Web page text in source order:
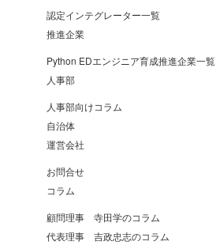
認定インテグレーター一覧
推進企業
Python EDエンジニア育成推進企業一覧
人事部
人事部向けコラム
自治体
運営会社
お問合せ
コラム
顧問理事 寺田学のコラム
代表理事 吉政忠志のコラム